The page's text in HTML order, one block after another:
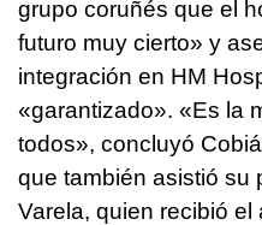
grupo coruñés que el
futuro muy cierto» y
integración en HM
«garantizado». «Es la
todos», concluyó
que también asistió su
Varela, quien recibió